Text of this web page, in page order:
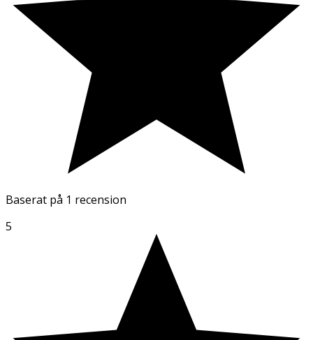
Baserat på 1 recension
5